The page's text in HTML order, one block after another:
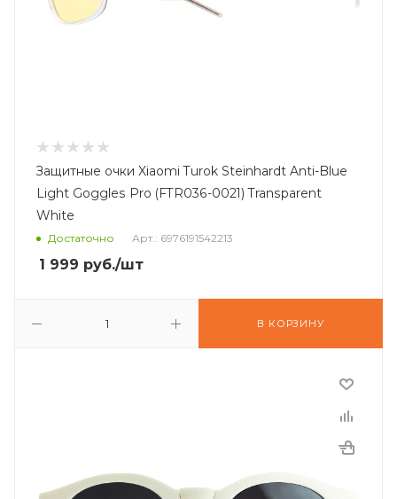
Защитные очки Xiaomi Turok Steinhardt Anti-Blue
Light Goggles Pro (FTR036-0021) Transparent
White
Достаточно Арт.: 6976191542213
1 999 руб./шт
В КОРЗИНУ